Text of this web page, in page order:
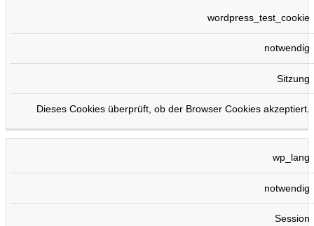
wordpress_test_cookie
notwendig
Sitzung
Dieses Cookies überprüft, ob der Browser Cookies akzeptiert.
wp_lang
notwendig
Session